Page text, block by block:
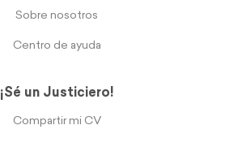
Sobre nosotros
Centro de ayuda
¡Sé un Justiciero!
Compartir mi CV